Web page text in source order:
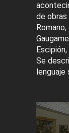
de
Se
lenguaje